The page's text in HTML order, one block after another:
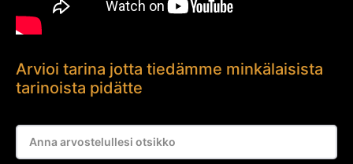
Arvioi tarina jotta tiedämme minkälaisista
tarinoista pidätte